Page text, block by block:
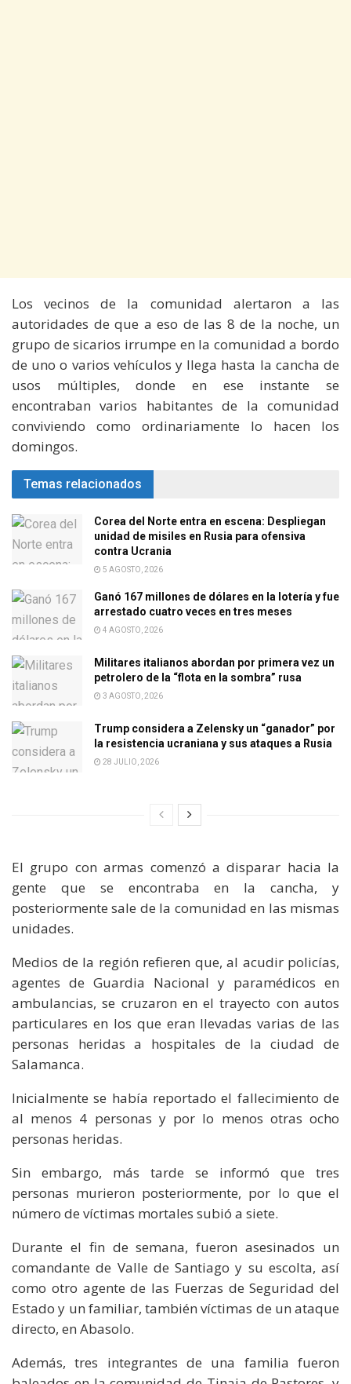
Los vecinos de la comunidad alertaron a las
autoridades de que a eso de las 8 de la noche, un
grupo de sicarios irrumpe en la comunidad a bordo
de uno o varios vehículos y llega hasta la cancha de
usos múltiples, donde en ese instante se
encontraban varios habitantes de la comunidad
conviviendo como ordinariamente lo hacen los
domingos.
Temas relacionados
Corea del Norte entra en escena: Despliegan
unidad de misiles en Rusia para ofensiva
contra Ucrania
5 AGOSTO, 2026
Ganó 167 millones de dólares en la lotería y fue
arrestado cuatro veces en tres meses
4 AGOSTO, 2026
Militares italianos abordan por primera vez un
petrolero de la “flota en la sombra” rusa
3 AGOSTO, 2026
Trump considera a Zelensky un “ganador” por
la resistencia ucraniana y sus ataques a Rusia
28 JULIO, 2026
El grupo con armas comenzó a disparar hacia la
gente que se encontraba en la cancha, y
posteriormente sale de la comunidad en las mismas
unidades.
Medios de la región refieren que, al acudir policías,
agentes de Guardia Nacional y paramédicos en
ambulancias, se cruzaron en el trayecto con autos
particulares en los que eran llevadas varias de las
personas heridas a hospitales de la ciudad de
Salamanca.
Inicialmente se había reportado el fallecimiento de
al menos 4 personas y por lo menos otras ocho
personas heridas.
Sin embargo, más tarde se informó que tres
personas murieron posteriormente, por lo que el
número de víctimas mortales subió a siete.
Durante el fin de semana, fueron asesinados un
comandante de Valle de Santiago y su escolta, así
como otro agente de las Fuerzas de Seguridad del
Estado y un familiar, también víctimas de un ataque
directo, en Abasolo.
Además, tres integrantes de una familia fueron